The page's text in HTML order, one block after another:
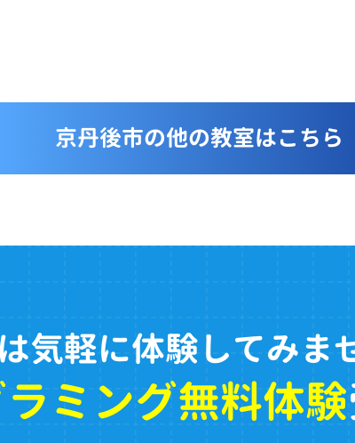
京丹後市の他の教室はこちら
気軽に体験してみま
ミング無料体験